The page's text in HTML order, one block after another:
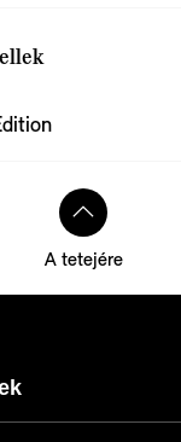
A tetejére